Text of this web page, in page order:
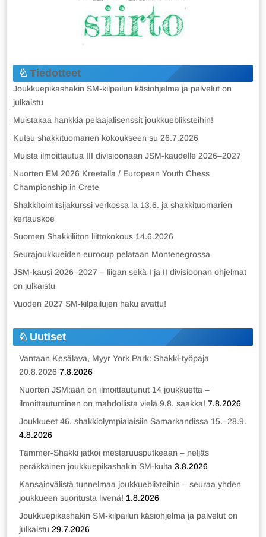
Tiedotteet
Joukkuepikashakin SM-kilpailun käsiohjelma ja palvelut on
julkaistu
Muistakaa hankkia pelaajalisenssit joukkuebliksteihin!
Kutsu shakkituomarien kokoukseen su 26.7.2026
Muista ilmoittautua III divisioonaan JSM-kaudelle 2026–2027
Nuorten EM 2026 Kreetalla / European Youth Chess
Championship in Crete
Shakkitoimitsijakurssi verkossa la 13.6. ja shakkituomarien
kertauskoe
Suomen Shakkiliiton liittokokous 14.6.2026
Seurajoukkueiden eurocup pelataan Montenegrossa
JSM-kausi 2026–2027 – liigan sekä I ja II divisioonan ohjelmat
on julkaistu
Vuoden 2027 SM-kilpailujen haku avattu!
Uutiset
Vantaan Kesälava, Myyr York Park: Shakki-työpaja
20.8.2026 7.8.2026
Nuorten JSM:ään on ilmoittautunut 14 joukkuetta –
ilmoittautuminen on mahdollista vielä 9.8. saakka! 7.8.2026
Joukkueet 46. shakkiolympialaisiin Samarkandissa 15.–28.9.
4.8.2026
Tammer-Shakki jatkoi mestaruusputkeaan – neljäs
peräkkäinen joukkuepikashakin SM-kulta 3.8.2026
Kansainvälistä tunnelmaa joukkueblixteihin – seuraa yhden
joukkueen suoritusta livenä! 1.8.2026
Joukkuepikashakin SM-kilpailun käsiohjelma ja palvelut on
julkaistu 29.7.2026